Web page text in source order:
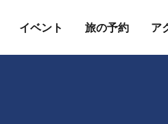
イベント 旅の予約 ア